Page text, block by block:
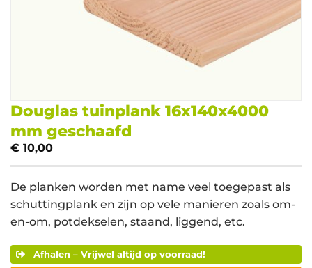
Douglas tuinplank 16x140x4000
mm geschaafd
€ 10,00
De planken worden met name veel toegepast als
schuttingplank en zijn op vele manieren zoals om-
en-om, potdekselen, staand, liggend, etc.
Afhalen – Vrijwel altijd op voorraad!